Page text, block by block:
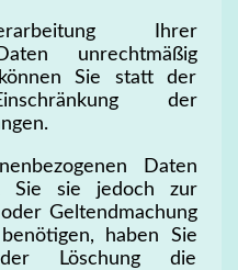
Ihrer
unrechtmäßig
Sie statt der
der
Daten
Sie sie jedoch zur
Geltendmachung
haben Sie
Löschung die